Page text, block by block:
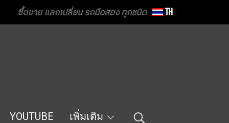
ซื้อขาย แลกเปลี่ยน รถมือสอง ทุกชนิด TH
YOUTUBE เพิ่มเติม